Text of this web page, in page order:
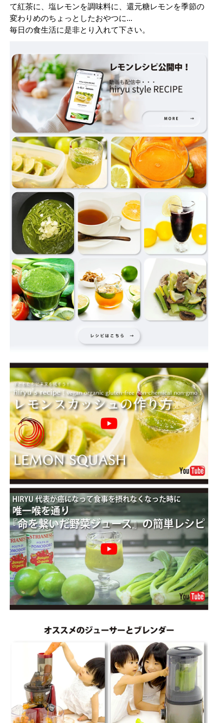
て紅茶に、塩レモンを調味料に、還元糖レモンを季節の
変わりめのちょっとしたおやつに...
毎日の食生活に是非とり入れて下さい。